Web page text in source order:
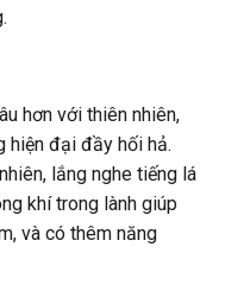
hơn với thiên nhiên,
hiện đại đầy hối hả.
lắng nghe tiếng lá
khí trong lành giúp
và có thêm năng